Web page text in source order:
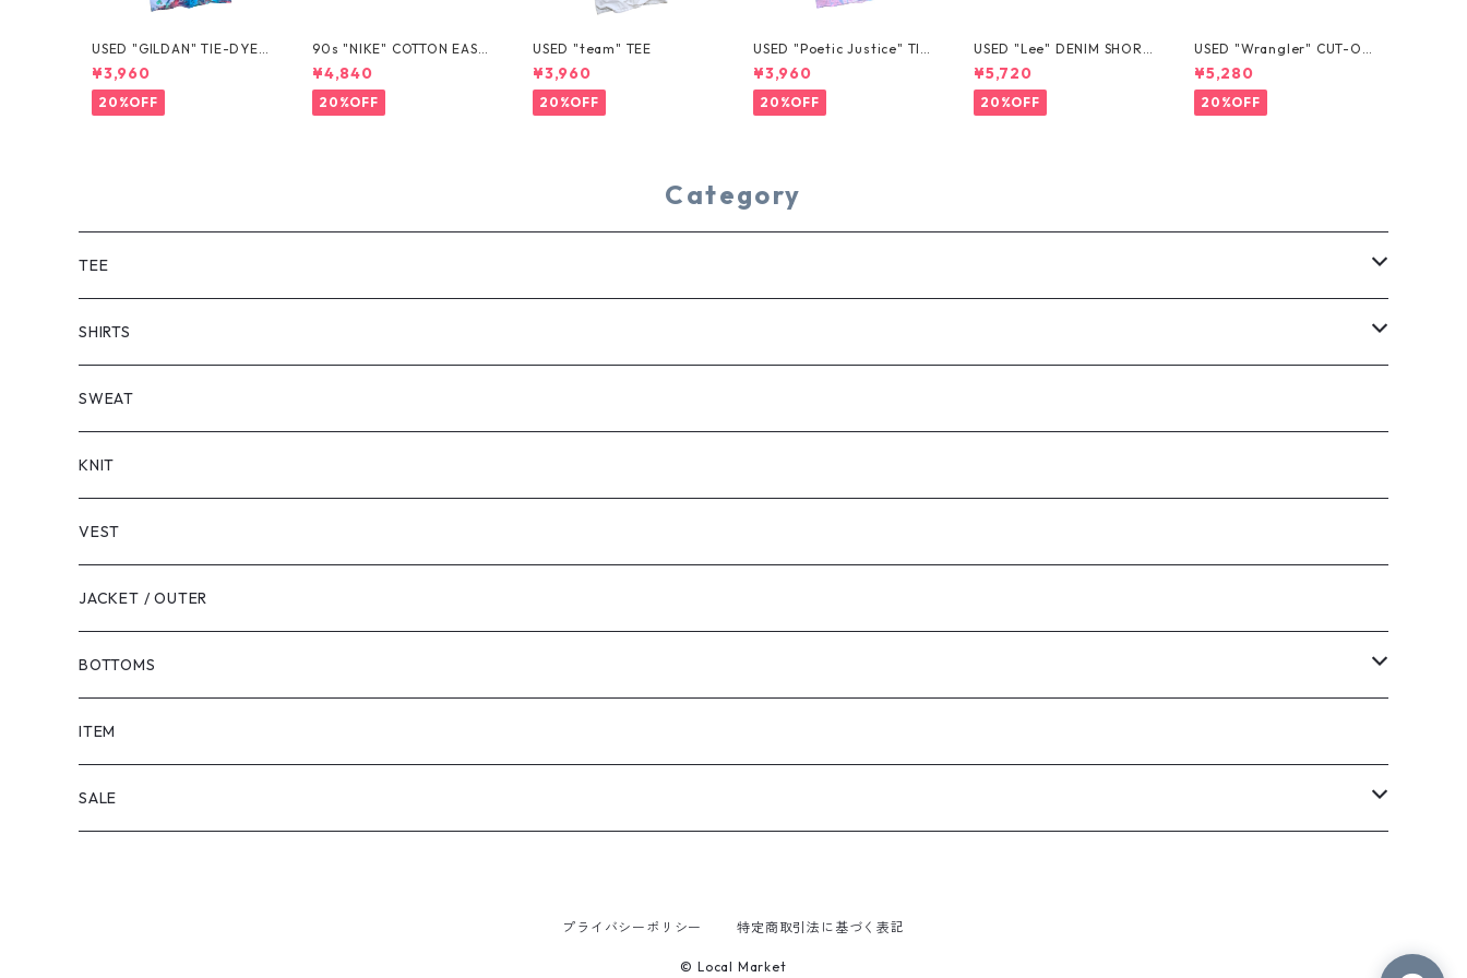
USED "GILDAN" TIE-DYE T
EE
¥3,960
20%OFF
90s "NIKE" COTTON EASY
SHORTS
¥4,840
20%OFF
USED "team" TEE
¥3,960
20%OFF
USED "Poetic Justice" TIE
-DYE TEE
¥3,960
20%OFF
USED "Lee" DENIM SHORT
S
¥5,720
20%OFF
USED "Wrangler" CUT-OF
F DENIM SHORTS
¥5,280
20%OFF
Category
TEE
SHORT SLEEVE
LONG SLEEVE
SHIRTS
SHORT SLEEVE
LONG SLEEVE
SWEAT
KNIT
VEST
JACKET / OUTER
BOTTOMS
SHORTS
PANTS
ITEM
SALE
プライバシーポリシー 特定商取引法に基づく表記
© Local Market